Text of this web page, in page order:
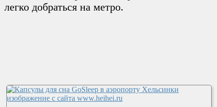
легко добраться на метро.